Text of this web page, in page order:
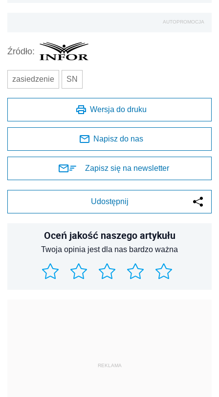
AUTOPROMOCJA
Źródło:
zasiedzenie SN
Wersja do druku
Napisz do nas
Zapisz się na newsletter
Udostępnij
Oceń jakość naszego artykułu
Twoja opinia jest dla nas bardzo ważna
REKLAMA